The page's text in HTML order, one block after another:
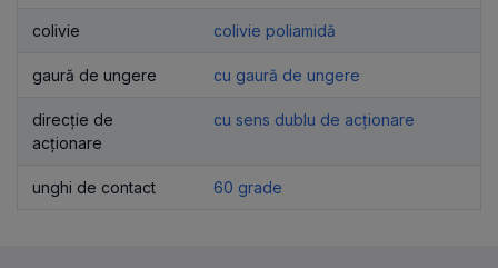
colivie colivie poliamidă
gaură de ungere cu gaură de ungere
direcție de
acționare
cu sens dublu de acționare
unghi de contact 60 grade